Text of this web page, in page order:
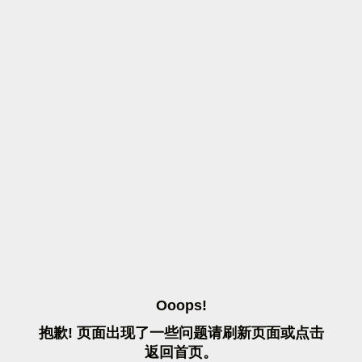
OOOPS!
抱歉! 页面出现了一些问题请刷 新页面或点击
返 回首页。